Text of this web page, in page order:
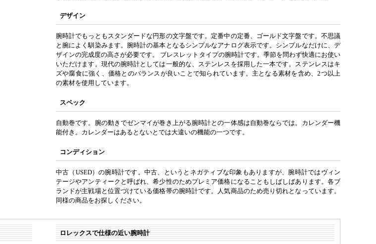
デザイン
腕時計でもっともスタンダードな円形の文字盤です。定番中の定番、ゴールド文字盤です。不思議
と腕によく馴染みます。腕時計の基本となるシンプルなアナログ表示です。シンプルなだけに、デ
ザインの完成度の高さが必要です。 ブレスレットタイプの腕時計です。季節を問わず快適にお使い
いただけます。現代の腕時計としては一般的な、ステンレスを採用した一本です。ステンレスはキ
ズや腐食に強く、価格とのバランスが良いことで知られています。主となる素材を含め、2つ以上
の素材を使用しています。
スペック
自動巻です。腕の動きでゼンマイが巻き上がる腕時計との一体感は自動巻ならでは。カレンダー機
能付き。カレンダーはあるとないとでは大違いの機能の一つです。
コンディション
中古（USED）の腕時計です。中古、というとネガティブな印象もありますが、腕時計ではヴィン
テージやアンティークと呼ばれ、希少性のためプレミア価格になることもしばしばあります。各ブ
ランドが主戦場と位置づけている価格帯の腕時計です。人気商品のため売り切れとなっています。
同様の商品をお探しください。
ロレックスで仕様の近い腕時計